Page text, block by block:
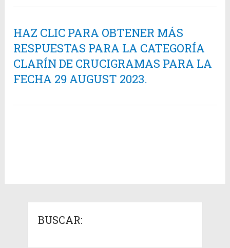
HAZ CLIC PARA OBTENER MÁS
RESPUESTAS PARA LA CATEGORÍA
CLARÍN DE CRUCIGRAMAS PARA LA
FECHA 29 AUGUST 2023.
BUSCAR: